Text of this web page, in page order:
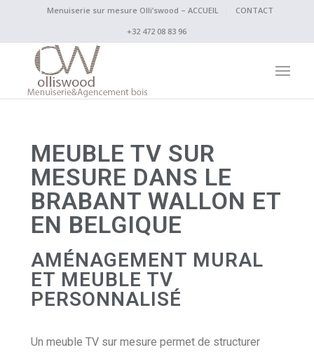
Menuiserie sur mesure Olli’swood – ACCUEIL
CONTACT
+32 472 08 83 96
MEUBLE TV SUR
MESURE DANS LE
BRABANT WALLON ET
EN BELGIQUE
AMÉNAGEMENT MURAL
ET MEUBLE TV
PERSONNALISÉ
Un meuble TV sur mesure permet de structurer